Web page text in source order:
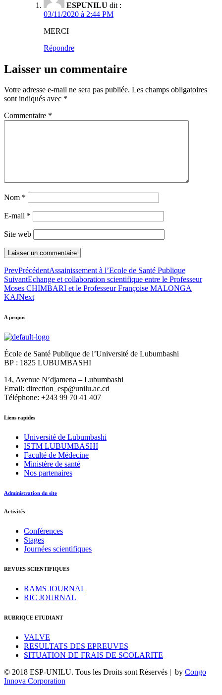
ESPUNILU dit :
03/11/2020 à 2:44 PM
MERCI
Répondre
Laisser un commentaire
Votre adresse e-mail ne sera pas publiée. Les champs obligatoires
sont indiqués avec *
Commentaire *
Nom *
E-mail *
Site web
PrevPrécédentAssainissement à l’Ecole de Santé Publique
SuivantEchange et collaboration scientifique entre le Professeur
Moses CHIMBARI et le Professeur Françoise MALONGA
KAJNext
A propos
École de Santé Publique de l’Université de Lubumbashi
BP : 1825 LUBUMBASHI
14, Avenue N’djamena – Lubumbashi
Email: direction_esp@unilu.ac.cd
Téléphone: +243 99 70 41 407
Liens rapides
Université de Lubumbashi
ISTM LUBUMBASHI
Faculté de Médecine
Ministère de santé
Nos partenaires
Administration du site
Activités
Conférences
Stages
Journées scientifiques
REVUES SCIENTIFIQUES
RAMS JOURNAL
RIC JOURNAL
RUBRIQUE ETUDIANT
VALVE
RESULTATS DES EPREUVES
SITUATION DE FRAIS DE SCOLARITE
© 2018 ESP-UNILU. Tous les Droits sont Réservés | by Congo
Innova Corporation